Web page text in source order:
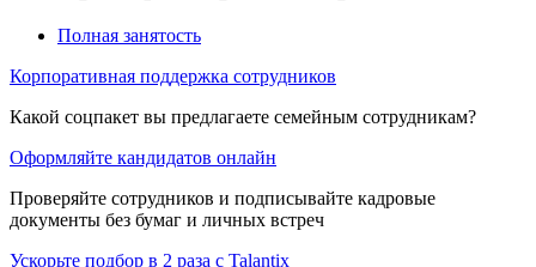
Полная занятость
Корпоративная поддержка сотрудников
Какой соцпакет вы предлагаете семейным сотрудникам?
Оформляйте кандидатов онлайн
Проверяйте сотрудников и подписывайте кадровые
документы без бумаг и личных встреч
Ускорьте подбор в 2 раза с Talantix